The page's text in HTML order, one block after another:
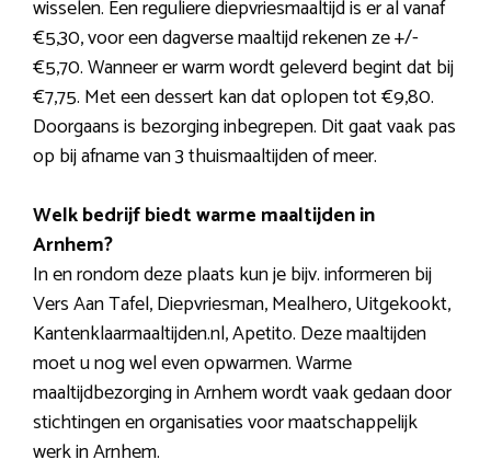
wisselen. Een reguliere diepvriesmaaltijd is er al vanaf
€5,30, voor een dagverse maaltijd rekenen ze +/-
€5,70. Wanneer er warm wordt geleverd begint dat bij
€7,75. Met een dessert kan dat oplopen tot €9,80.
Doorgaans is bezorging inbegrepen. Dit gaat vaak pas
op bij afname van 3 thuismaaltijden of meer.
Welk bedrijf biedt warme maaltijden in
Arnhem?
In en rondom deze plaats kun je bijv. informeren bij
Vers Aan Tafel, Diepvriesman, Mealhero, Uitgekookt,
Kantenklaarmaaltijden.nl, Apetito. Deze maaltijden
moet u nog wel even opwarmen. Warme
maaltijdbezorging in Arnhem wordt vaak gedaan door
stichtingen en organisaties voor maatschappelijk
werk in Arnhem.